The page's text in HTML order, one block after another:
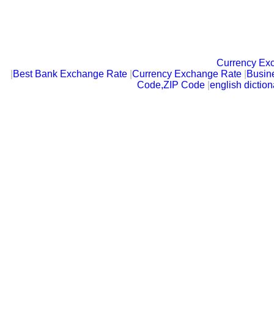
Currency
Best Bank Exchange Rate |Currency Exchange Rate
Code,ZIP Code english